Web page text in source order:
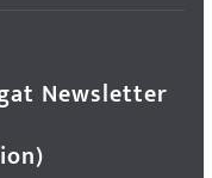
Newsletter